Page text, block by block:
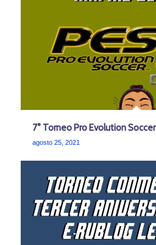
7° Torneo Pro Evolution Soccer
agosto 25, 2021